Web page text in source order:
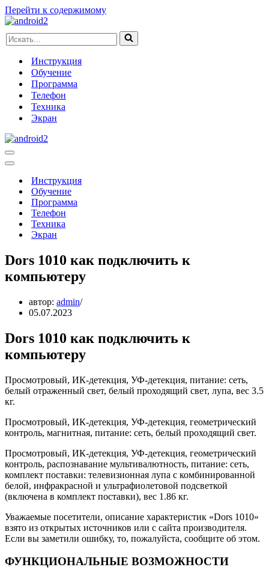
Перейти к содержимому
Искать...
Инструкция
Обучение
Программа
Телефон
Техника
Экран
Меню
навигации
Меню
навигацииИнструкция
Обучение
Программа
Телефон
Техника
Экран
Dors 1010 как подключить к
компьютеру
автор: admin
05.07.2023
Dors 1010 как подключить к
компьютеру
Просмотровый, ИК-детекция, УФ-детекция, питание: сеть,
белый отраженный свет, белый проходящий свет, лупа, вес 3.5
кг.
Просмотровый, ИК-детекция, УФ-детекция, геометрический
контроль, магнитная, питание: сеть, белый проходящий свет.
Просмотровый, ИК-детекция, УФ-детекция, геометрический
контроль, распознавание мультивалютность, питание: сеть,
комплект поставки: телевизионная лупа с комбинированной
белой, инфракрасной и ультрафиолетовой подсветкой
(включена в комплект поставки), вес 1.86 кг.
Уважаемые посетители, описание характеристик «Dors 1010»
взято из открытых источников или с сайта производителя.
Если вы заметили ошибку, то, пожалуйста, сообщите об этом.
ФУНКЦИОНАЛЬНЫЕ ВОЗМОЖНОСТИ